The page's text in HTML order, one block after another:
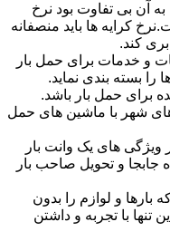
آن بی تفاوت بود نرخ
کرایه ها باید منصفانه
کند.
و خدمات برای حمل بار
را بسته بندی نماید.
برای حمل بار باشد.
شهر با ماشین های حمل
های یک وانت بار
جابجا و تحویل صاحب بار
بارها و لوازم را بدون
تنها با تجربه و داشتن